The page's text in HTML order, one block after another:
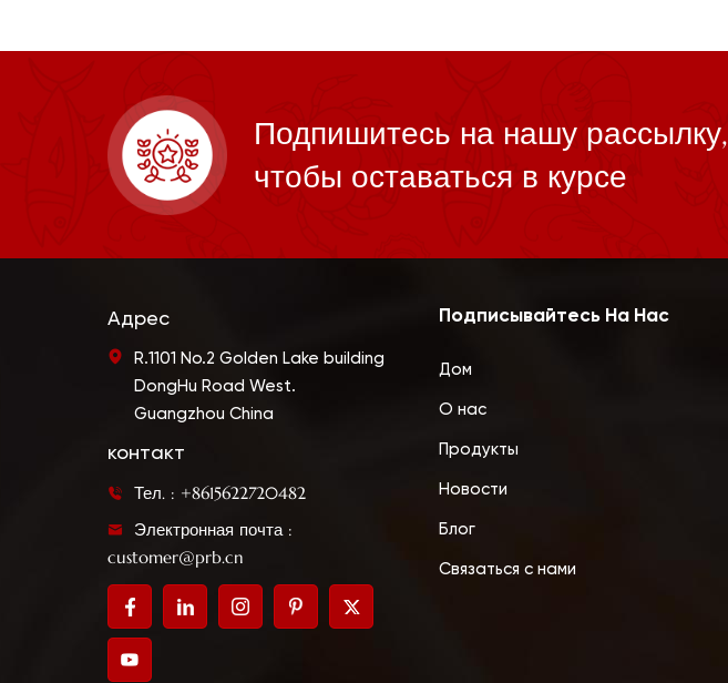
Подпишитесь на нашу рассылку,
чтобы оставаться в курсе
Адрес
R.1101 No.2 Golden Lake building
DongHu Road West.
Guangzhou China
контакт
Тел. : +8615622720482
Электронная почта :
customer@prb.cn
Подписывайтесь На Нас
Дом
О нас
Продукты
Новости
Блог
Связаться с нами